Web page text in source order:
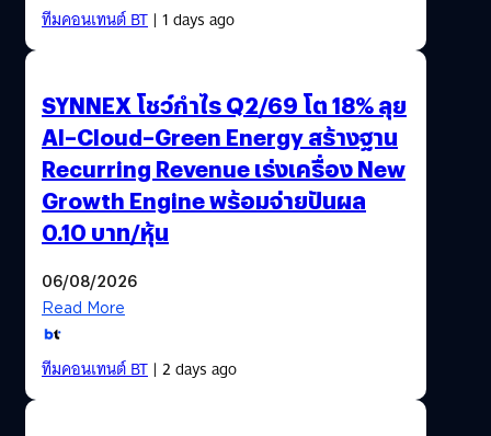
ทีมคอนเทนต์ BT| 1 days ago
SYNNEX โชว์กำไร Q2/69 โต 18% ลุย
AI–Cloud–Green Energy สร้างฐาน
Recurring Revenue เร่งเครื่อง New
Growth Engine พร้อมจ่ายปันผล
0.10 บาท/หุ้น
06/08/2026
Read More
ทีมคอนเทนต์ BT| 2 days ago